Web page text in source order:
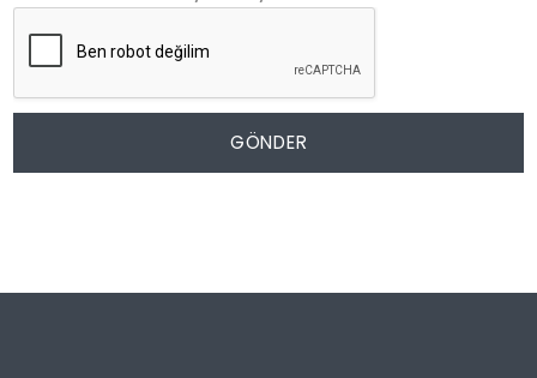
GÖNDER